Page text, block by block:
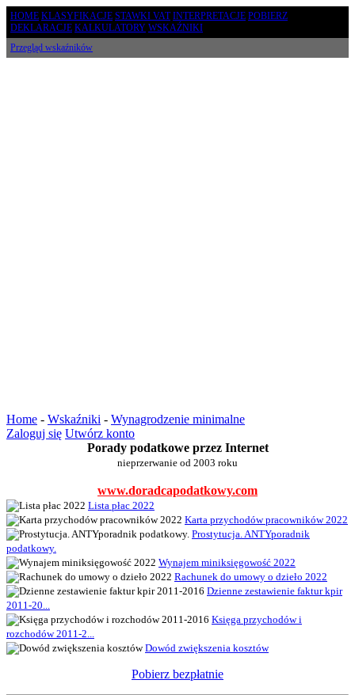
HOME KLASYFIKACJE STAWKI VAT INTERPRETACJE POBIERZ
DEKLARACJE KALKULATORY WSKAŹNIKI
Przegląd wskaźników
Home - Wskaźniki - Wynagrodzenie minimalne
Zaloguj się Utwórz konto
Porady podatkowe przez Internet
nieprzerwanie od 2003 roku
www.doradcapodatkowy.com
Lista płac 2022
Karta przychodów pracowników 2022
Prostytucja. ANTYporadnik
podatkowy.
Wynajem miniksięgowość 2022
Rachunek do umowy o dzieło 2022
Dzienne zestawienie faktur kpir
2011-20...
Księga przychodów i
rozchodów 2011-2...
Dowód zwiększenia kosztów
Pobierz bezpłatnie